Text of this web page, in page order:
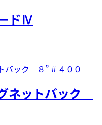
ドⅣ
ネットバック